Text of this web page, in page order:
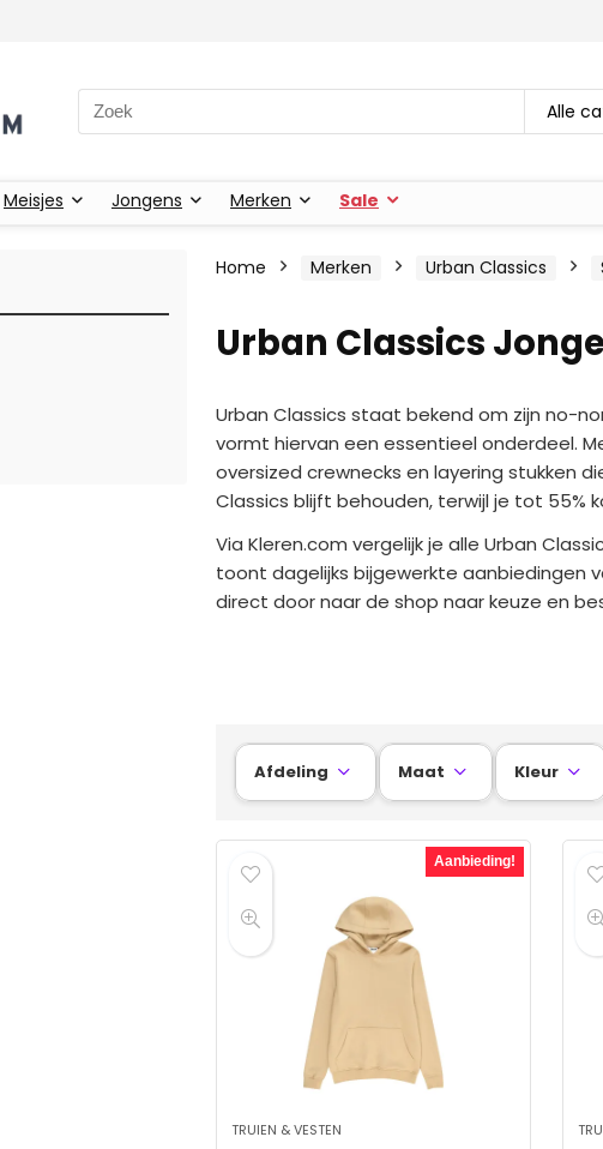
Zoeken naar: Alle
Meisjes Jongens Merken Sale
Home Merken Urban Classics
Urban Classics
Urban Classics staat bekend om zijn no-
vormt hiervan een essentieel onderdeel.
oversized crewnecks en layering stukken
Classics blijft behouden, terwijl je tot 55%
Via Kleren.com vergelijk je alle Urban
toont dagelijks bijgewerkte aanbiedingen
direct door naar de shop naar keuze en
Afdeling  Maat  Kleur 
Aanbieding!
TRUIEN & VESTEN